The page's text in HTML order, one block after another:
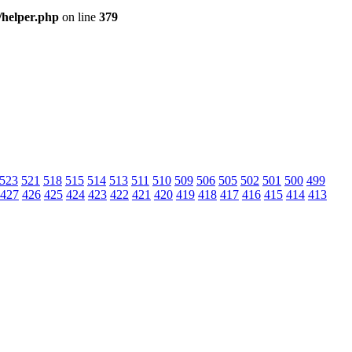
on line 379
521 518 515 514 513 511 510 509 506 505 502 501 500 499
427 426 425 424 423 422 421 420 419 418 417 416 415 414 413